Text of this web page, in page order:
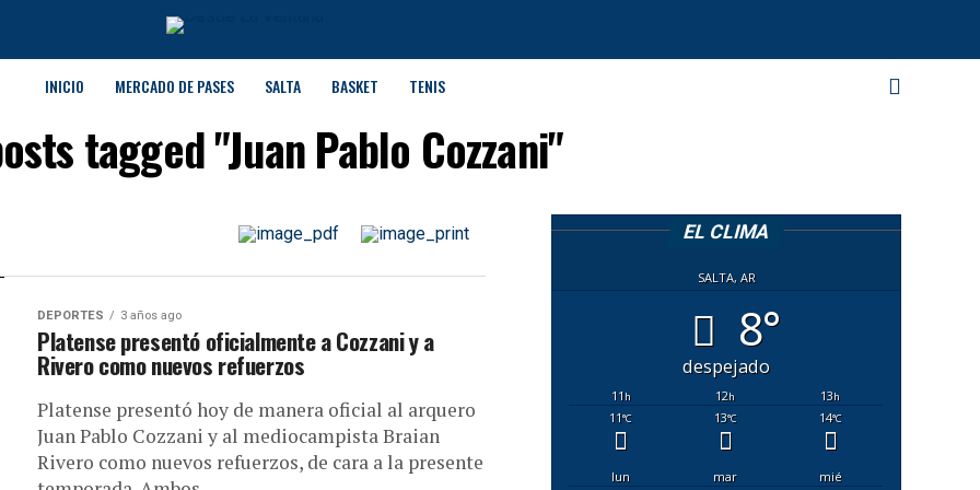
INICIO MERCADO DE PASES SALTA BASKET TENIS
tagged "Juan Pablo Cozzani"
DEPORTES 3 años ago
Platense presentó oficialmente a Cozzani y a
Rivero como nuevos refuerzos
Platense presentó hoy de manera oficial al arquero
Juan Pablo Cozzani y al mediocampista Braian
Rivero como nuevos refuerzos, de cara a la presente
EL CLIMA
SALTA, AR
8°
despejado
11h 12h 13h
11°C 13°C 14°C
lun mar
mié